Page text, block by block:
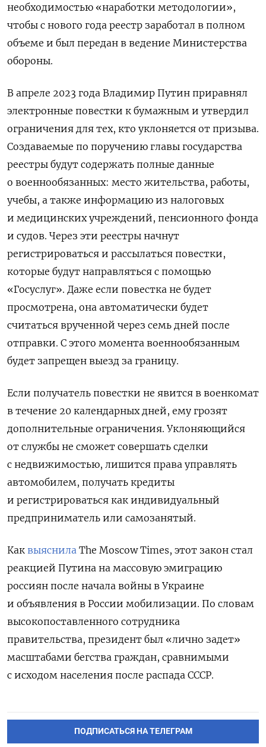
необходимостью «наработки методологии»,
чтобы с нового года реестр заработал в полном
объеме и был передан в ведение Министерства
обороны.
В апреле 2023 года Владимир Путин приравнял
электронные повестки к бумажным и утвердил
ограничения для тех, кто уклоняется от призыва.
Создаваемые по поручению главы государства
реестры будут содержать полные данные
о военнообязанных: место жительства, работы,
учебы, а также информацию из налоговых
и медицинских учреждений, пенсионного фонда
и судов. Через эти реестры начнут
регистрироваться и рассылаться повестки,
которые будут направляться с помощью
«Госуслуг». Даже если повестка не будет
просмотрена, она автоматически будет
считаться врученной через семь дней после
отправки. С этого момента военнообязанным
будет запрещен выезд за границу.
Если получатель повестки не явится в военкомат
в течение 20 календарных дней, ему грозят
дополнительные ограничения. Уклоняющийся
от службы не сможет совершать сделки
с недвижимостью, лишится права управлять
автомобилем, получать кредиты
и регистрироваться как индивидуальный
предприниматель или самозанятый.
Как выяснила The Moscow Times, этот закон стал
реакцией Путина на массовую эмиграцию
россиян после начала войны в Украине
и объявления в России мобилизации. По словам
высокопоставленного сотрудника
правительства, президент был «лично задет»
масштабами бегства граждан, сравнимыми
с исходом населения после распада СССР.
ПОДПИСАТЬСЯ НА ТЕЛЕГРАМ